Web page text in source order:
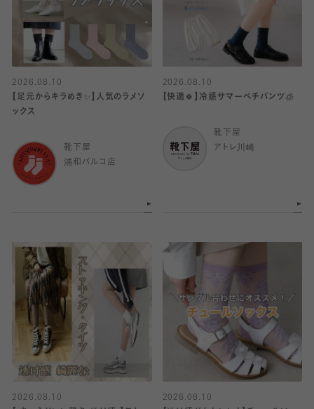
2026.08.10
【足元からキラめき✨️】人気のラメソ
ックス
靴下屋
浦和パルコ店
2026.08.10
【快適🍀】冷感サマーペチパンツ🧊
靴下屋
アトレ川崎
2026.08.10
2026.08.10